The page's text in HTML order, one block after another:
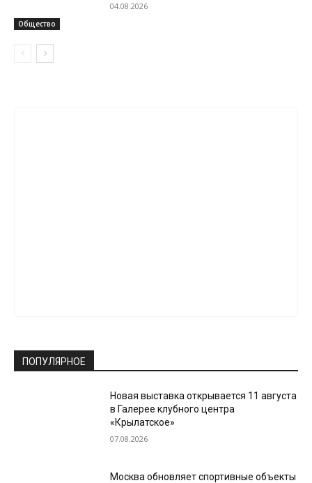
Общество
04.08.2026
ПОПУЛЯРНОЕ
Новая выставка открывается 11 августа
в Галерее клубного центра
«Крылатское»
07.08.2026
Москва обновляет спортивные объекты